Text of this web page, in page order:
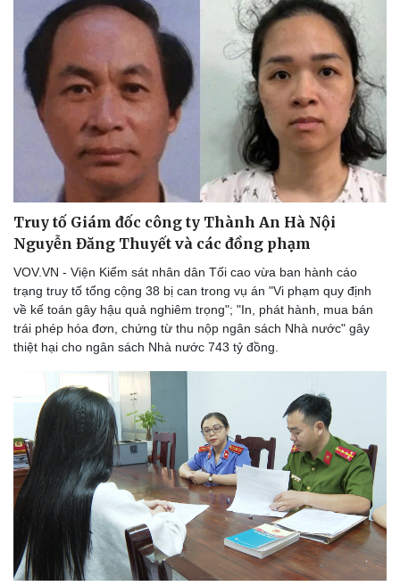
Văn học
Âm nhạc
Di sản
Thời trang
Sao Việt
Du lịch
Tư vấn
Podcast
Câu chuyện thời sự
Truy tố Giám đốc công ty Thành An Hà Nội
Nguyễn Đăng Thuyết và các đồng phạm
VOV.VN - Viện Kiểm sát nhân dân Tối cao vừa ban hành cáo
trạng truy tố tổng cộng 38 bị can trong vụ án "Vi phạm quy định
về kế toán gây hậu quả nghiêm trọng"; "In, phát hành, mua bán
trái phép hóa đơn, chứng từ thu nộp ngân sách Nhà nước" gây
thiệt hại cho ngân sách Nhà nước 743 tỷ đồng.